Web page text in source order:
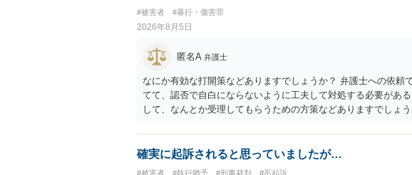
上10年以下の拘禁刑に処する。 ③アルコール若しくは薬物を摂
と。 以上の通りですから、アルコール摂取だけでなく、「同意
することが困難な状態」であることが必要です。
#被害者 #暴行・傷害罪
2026年8月5日
匿名A 弁護士
なにか有効な打開策などありますでしょうか？ 弁護士への依頼
てて、認否で自白にならないように工夫して対処する必要があ
して、なんとか受理してもらうための方策などありますでしょ
確実に起訴されると思っていましたが…
#被害者 #執行猶予 #刑事裁判 #不起訴